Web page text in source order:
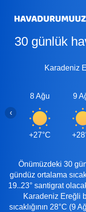
30 günlük hava durumu Karadeniz
Karadeniz
8 Ağu
+27°C
9
‹
Önümüzdeki 30
gündüz ortalama
19..23° santigrat
Karadeniz Ereğli
sıcaklığının 28°C (9